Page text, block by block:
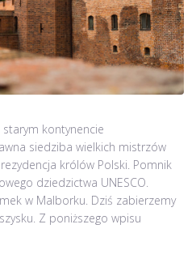
starym kontynencie
siedziba wielkich mistrzów
królów Polski. Pomnik
dziedzictwa UNESCO.
w Malborku. Dziś zabierzemy
Z poniższego wpisu